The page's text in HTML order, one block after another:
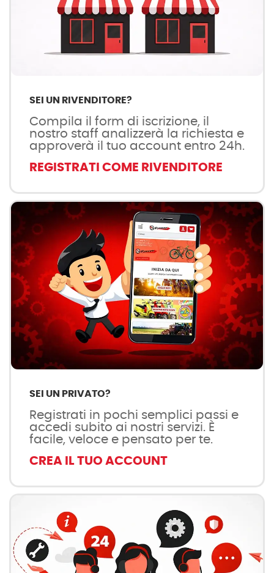
SEI UN RIVENDITORE?
Compila il form di iscrizione, il
nostro staff analizzerà la richiesta e
approverà il tuo account entro 24h.
REGISTRATI COME RIVENDITORE
SEI UN PRIVATO?
Registrati in pochi semplici passi e
accedi subito ai nostri servizi. È
facile, veloce e pensato per te.
CREA IL TUO ACCOUNT